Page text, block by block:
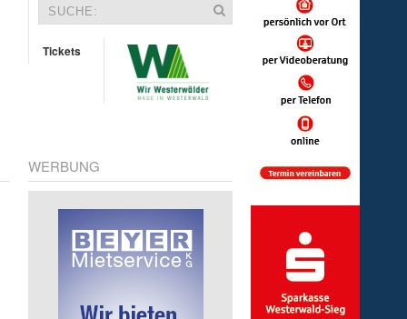
Tickets
WERBUNG